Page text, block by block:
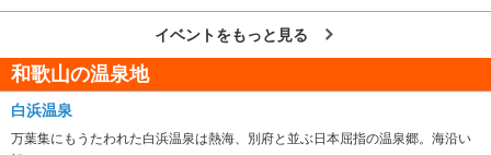
イベントをもっと見る
和歌山の温泉地
白浜温泉
万葉集にもうたわれた白浜温泉は熱海、別府と並ぶ日本屈指の温泉郷。海沿い